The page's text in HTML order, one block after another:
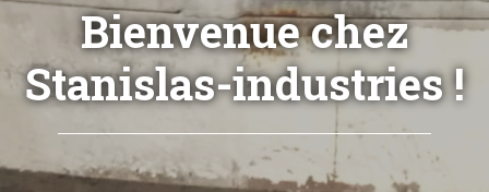
Bienvenue chez
Stanislas-industries !